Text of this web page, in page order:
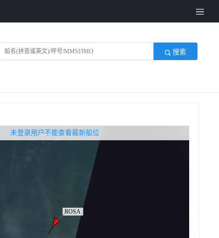
搜索
未登录用户不能查看最新船位
无权查看最新船位，请联系开通